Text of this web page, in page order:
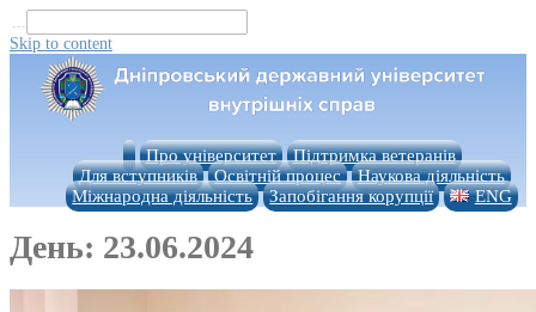
...
Skip to content
Про університет
Підтримка ветеранів
Для вступників
Освітній процес
Наукова діяльність
Міжнародна діяльність
Запобігання корупції ENG
День: 23.06.2024